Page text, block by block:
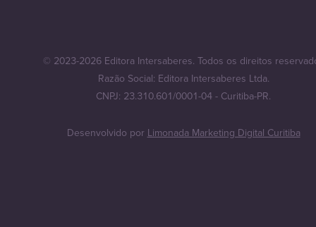
© 2023-2026 Editora Intersaberes. Todos os direitos
Razão Social: Editora Intersaberes Ltda.
CNPJ: 23.310.601/0001-04 - Curitiba-PR.
Desenvolvido por Limonada Marketing Digital Curitiba